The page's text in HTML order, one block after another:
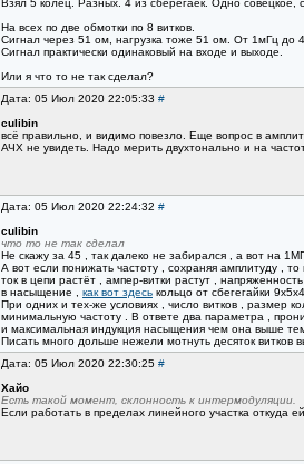
Взял 5 колец. Разных. 4 из сберегаек. Одно
На всех по две обмотки по 8 витков.
Сигнал через 51 ом, нагрузка тоже 51 ом. От 1мГц до
Сигнал практически одинаковый на входе и выходе.
Или я что то не так сделал?
Дата: 05 Июл 2020 22:05:33 #
culibin
всё правильно, и видимо повезло. Еще вопрос в
АЧХ не увидеть. Надо мерить двухтонально и на
Дата: 05 Июл 2020 22:24:32 #
culibin
что то не так сделал
Не скажу за 45 , так далеко не забирался , а вот на
А вот если понижать частоту , сохраняя амплитуду ,
ток в цепи растёт , ампер-витки растут ,
в насыщение , как вот здесь кольцо от сбегегайки
При одних и тех-же условиях , число витков , размер
минимальную частоту . В ответе два параметра ,
и максимальная индукция насыщения чем она выше
Писать много дольше нежели мотнуть десяток витков
Дата: 05 Июл 2020 22:30:25 #
Хайо
Есть такой момент, склонность к интермодуляции.
Если работать в пределах линейного участка откуда